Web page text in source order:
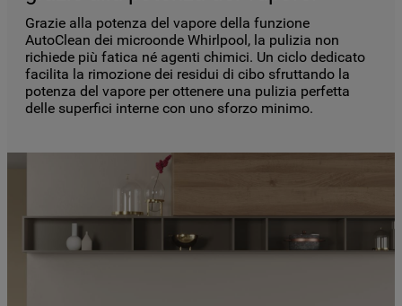
Grazie alla potenza del vapore della funzione
AutoClean dei microonde Whirlpool, la pulizia non
richiede più fatica né agenti chimici. Un ciclo dedicato
facilita la rimozione dei residui di cibo sfruttando la
potenza del vapore per ottenere una pulizia perfetta
delle superfici interne con uno sforzo minimo.